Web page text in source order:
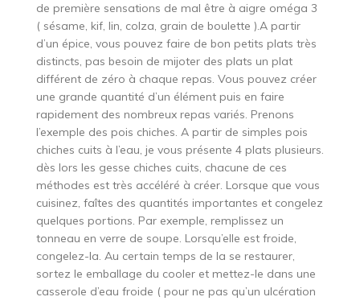
de première sensations de mal être à aigre oméga 3
( sésame, kif, lin, colza, grain de boulette ).A partir
d’un épice, vous pouvez faire de bon petits plats très
distincts, pas besoin de mijoter des plats un plat
différent de zéro à chaque repas. Vous pouvez créer
une grande quantité d’un élément puis en faire
rapidement des nombreux repas variés. Prenons
l’exemple des pois chiches. A partir de simples pois
chiches cuits à l’eau, je vous présente 4 plats plusieurs.
dès lors les gesse chiches cuits, chacune de ces
méthodes est très accéléré à créer. Lorsque que vous
cuisinez, faîtes des quantités importantes et congelez
quelques portions. Par exemple, remplissez un
tonneau en verre de soupe. Lorsqu’elle est froide,
congelez-la. Au certain temps de la se restaurer,
sortez le emballage du cooler et mettez-le dans une
casserole d’eau froide ( pour ne pas qu’un ulcération